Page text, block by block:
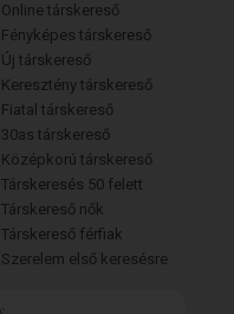
Online társkereső
Fényképes társkereső
Új társkereső
Keresztény társkereső
Fiatal társkereső
30as társkereső
Középkorú társkereső
Társkeresés 50 felett
Társkereső nők
Társkereső férfiak
Szerelem első keresésre